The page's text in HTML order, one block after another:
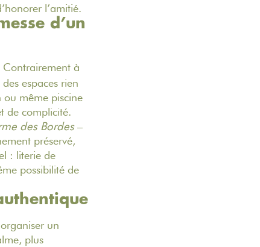
l’amitié.
d’un
Contrairement à
espaces rien
même piscine
de complicité.
des Bordes–
préservé,
: literie de
possibilité de
un
plus